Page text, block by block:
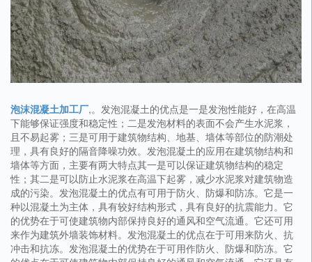
泡沫混凝土加工厂,。发泡混凝土的优点是一是发泡性能好，在高温
下能够保证强度和稳定性；二是发泡材料的表面不会产生水泥浆，
且不易起雾；三是可用于建筑物结构、地基、墙体等部位的防潮处
理，具有良好的隔音降噪功效。发泡混凝土的应用在建筑物结构和
墙体等方面，主要有两大特点其一是可以保证建筑物结构的稳定
性；其二是可以防止水泥浆在高温下起雾，减少水泥浆对建筑物造
成的污染。发泡混凝土的优点有可用于防火、防爆和防冻。它是一
种以混凝土为主体，具有较好结构形式，具有良好的抗震能力。它
的优势在于可使建筑物内部保持良好的通风和空气流通。它还可用
来作为建筑外墙装饰材料。发泡混凝土的优点在于可用来防火、抗
冲击和抗冻。发泡混凝土的优势在于可用作防火、防爆和防冻。它